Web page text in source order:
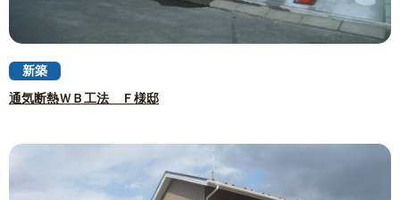
新築
通気断熱ＷＢ工法 Ｆ様邸